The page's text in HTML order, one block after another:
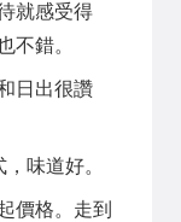
就感受得
不錯。
日出很讚
味道好。
價格。走到